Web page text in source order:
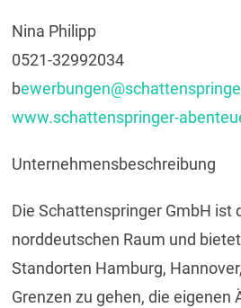
Nina Philipp
0521-32992034
b
www.schattenspringer-
Unternehmensbeschreibung
Die Schattenspringer GmbH
norddeutschen Raum und
Standorten Hamburg,
Grenzen zu gehen, die